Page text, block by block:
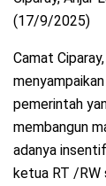
(17/9/2025)
Camat
pemerintah
membangun
adanya
ketua RT /RW